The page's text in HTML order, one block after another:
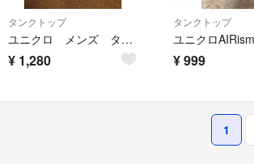
タンクトップ
ユニクロ メンズ タグ付き新品 ロゴプリント タンクトップ Lサイズ ホワイト
¥ 1,280
タンクトップ
¥999
1